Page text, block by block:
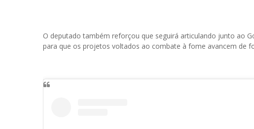
O deputado também reforçou que seguirá articulando junto ao
para que os projetos voltados ao combate à fome avancem de